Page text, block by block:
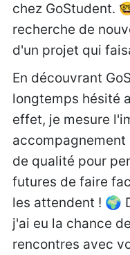
chez GoStudent.
recherche de
d'un projet qui
En découvrant
longtemps hésité
effet, je mesure
de qualité pour
futures de faire
les attendent ! 🌍
j'ai eu la chance
rencontres avec